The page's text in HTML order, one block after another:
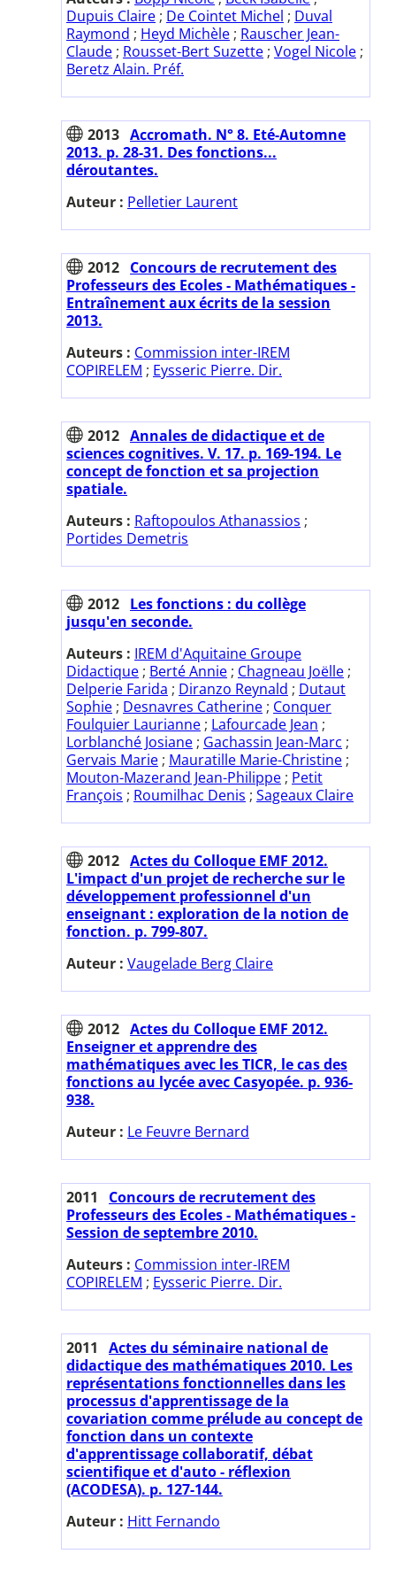
Dupuis Claire ; De Cointet Michel ; Duval
Raymond ; Heyd Michèle ; Rauscher Jean-
Claude ; Rousset-Bert Suzette ; Vogel Nicole ;
Beretz Alain. Préf.
2013 Accromath. N° 8. Eté-Automne
2013. p. 28-31. Des fonctions...
déroutantes.
Auteur : Pelletier Laurent
2012 Concours de recrutement des
Professeurs des Ecoles - Mathématiques -
Entraînement aux écrits de la session
2013.
Auteurs : Commission inter-IREM
COPIRELEM ; Eysseric Pierre. Dir.
2012 Annales de didactique et de
sciences cognitives. V. 17. p. 169-194. Le
concept de fonction et sa projection
spatiale.
Auteurs : Raftopoulos Athanassios ;
Portides Demetris
2012 Les fonctions : du collège
jusqu'en seconde.
Auteurs : IREM d'Aquitaine Groupe
Didactique ; Berté Annie ; Chagneau Joëlle ;
Delperie Farida ; Diranzo Reynald ; Dutaut
Sophie ; Desnavres Catherine ; Conquer
Foulquier Laurianne ; Lafourcade Jean ;
Lorblanché Josiane ; Gachassin Jean-Marc ;
Gervais Marie ; Mauratille Marie-Christine ;
Mouton-Mazerand Jean-Philippe ; Petit
François ; Roumilhac Denis ; Sageaux Claire
2012 Actes du Colloque EMF 2012.
L'impact d'un projet de recherche sur le
développement professionnel d'un
enseignant : exploration de la notion de
fonction. p. 799-807.
Auteur : Vaugelade Berg Claire
2012 Actes du Colloque EMF 2012.
Enseigner et apprendre des
mathématiques avec les TICR, le cas des
fonctions au lycée avec Casyopée. p. 936-
938.
Auteur : Le Feuvre Bernard
2011
Concours de recrutement des
Professeurs des Ecoles - Mathématiques -
Session de septembre 2010.
Auteurs : Commission inter-IREM
COPIRELEM ; Eysseric Pierre. Dir.
2011
Actes du séminaire national de
didactique des mathématiques 2010. Les
représentations fonctionnelles dans les
processus d'apprentissage de la
covariation comme prélude au concept de
fonction dans un contexte
d'apprentissage collaboratif, débat
scientifique et d'auto - réflexion
(ACODESA). p. 127-144.
Auteur : Hitt Fernando